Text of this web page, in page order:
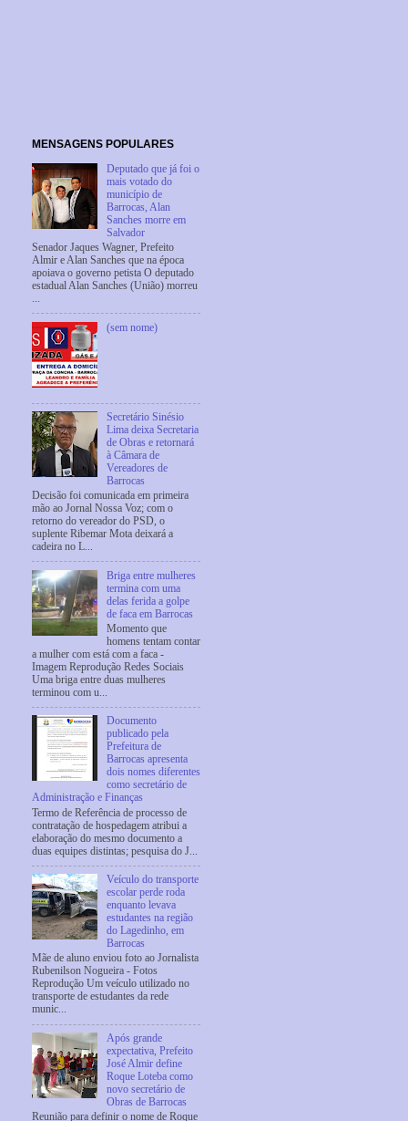
MENSAGENS POPULARES
Deputado que já foi o
mais votado do
município de
Barrocas, Alan
Sanches morre em
Salvador
Senador Jaques Wagner, Prefeito
Almir e Alan Sanches que na época
apoiava o governo petista O deputado
estadual Alan Sanches (União) morreu
...
(sem nome)
Secretário Sinésio
Lima deixa Secretaria
de Obras e retornará
à Câmara de
Vereadores de
Barrocas
Decisão foi comunicada em primeira
mão ao Jornal Nossa Voz; com o
retorno do vereador do PSD, o
suplente Ribemar Mota deixará a
cadeira no L...
Briga entre mulheres
termina com uma
delas ferida a golpe
de faca em Barrocas
Momento que
homens tentam contar
a mulher com está com a faca -
Imagem Reprodução Redes Sociais
Uma briga entre duas mulheres
terminou com u...
Documento
publicado pela
Prefeitura de
Barrocas apresenta
dois nomes diferentes
como secretário de
Administração e Finanças
Termo de Referência de processo de
contratação de hospedagem atribui a
elaboração do mesmo documento a
duas equipes distintas; pesquisa do J...
Veículo do transporte
escolar perde roda
enquanto levava
estudantes na região
do Lagedinho, em
Barrocas
Mãe de aluno enviou foto ao Jornalista
Rubenilson Nogueira - Fotos
Reprodução Um veículo utilizado no
transporte de estudantes da rede
munic...
Após grande
expectativa, Prefeito
José Almir define
Roque Loteba como
novo secretário de
Obras de Barrocas
Reunião para definir o nome de Roque